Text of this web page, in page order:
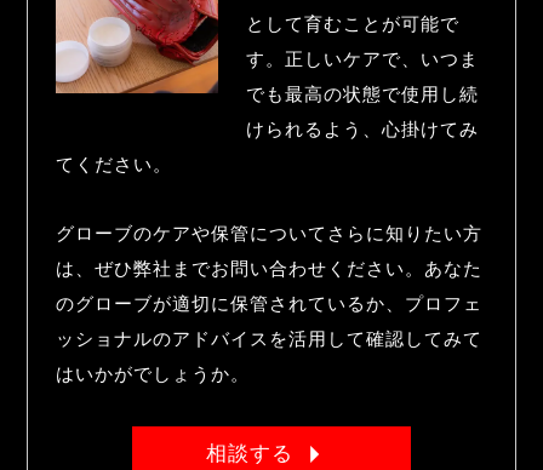
として育むことが可能で
す。正しいケアで、いつま
でも最高の状態で使用し続
けられるよう、心掛けてみ
てください。
グローブのケアや保管についてさらに知りたい方
は、ぜひ弊社までお問い合わせください。あなた
のグローブが適切に保管されているか、プロフェ
ッショナルのアドバイスを活用して確認してみて
はいかがでしょうか。
相談する